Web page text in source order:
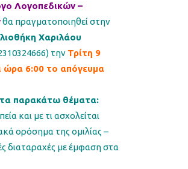
Λογοπεδικών –
θα πραγματοποιηθεί στην
Χαριλάου
την Τρίτη 9
ώρα 6:00 το απόγευμα
παρακάτω θέματα:
και με τι ασχολείται
ορόσημα της ομιλίας –
διαταραχές με έμφαση στα